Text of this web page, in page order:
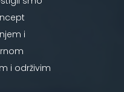
i
i održivim